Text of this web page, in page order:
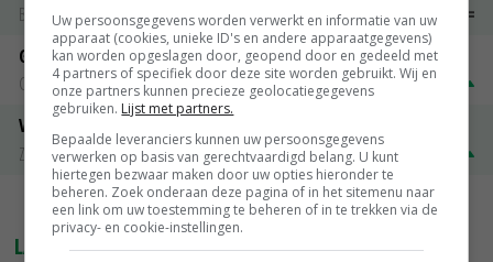
Barneveld
€ 1,09~ € 1,11
Gerst
Groningen
€ 197,00 € 2,00
Volle melkpoeder
Zuivel NL
€ 345,00
MEER MARKTPRIJZEN
LAATSTE NIEUWS
Uw persoonsgegevens worden verwerkt en informatie van uw
apparaat (cookies, unieke ID's en andere apparaatgegevens)
kan worden opgeslagen door, geopend door en gedeeld met
4 partners of specifiek door deze site worden gebruikt. Wij en
onze partners kunnen precieze geolocatiegegevens
gebruiken. Lijst met partners.
Bepaalde leveranciers kunnen uw persoonsgegevens
verwerken op basis van gerechtvaardigd belang. U kunt
hiertegen bezwaar maken door uw opties hieronder te
beheren. Zoek onderaan deze pagina of in het sitemenu naar
een link om uw toestemming te beheren of in te trekken via de
privacy- en cookie-instellingen.